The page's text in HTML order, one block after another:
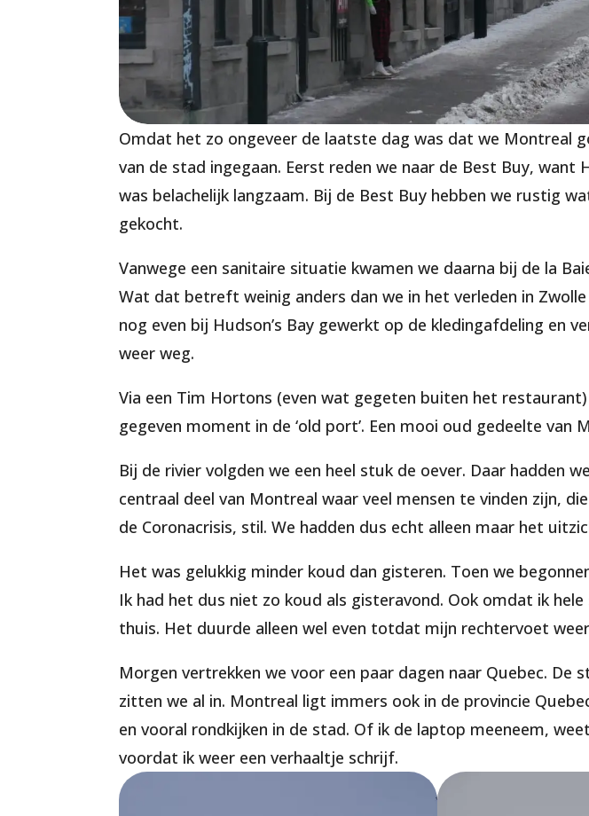
Omdat het zo ongeveer de laatste dag was dat we Montreal
van de stad ingegaan. Eerst reden we naar de Best Buy, want
was belachelijk langzaam. Bij de Best Buy hebben we rustig
gekocht.
Vanwege een sanitaire situatie kwamen we daarna bij de la
Wat dat betreft weinig anders dan we in het verleden in
nog even bij Hudson’s Bay gewerkt op de kledingafdeling en
weer weg.
Via een Tim Hortons (even wat gegeten buiten het
gegeven moment in de ‘old port’. Een mooi oud gedeelte
Bij de rivier volgden we een heel stuk de oever. Daar hadden
centraal deel van Montreal waar veel mensen te vinden zijn,
de Coronacrisis, stil. We hadden dus echt alleen maar het
Het was gelukkig minder koud dan gisteren. Toen we
Ik had het dus niet zo koud als gisteravond. Ook omdat ik
thuis. Het duurde alleen wel even totdat mijn rechtervoet
Morgen vertrekken we voor een paar dagen naar Quebec. De
zitten we al in. Montreal ligt immers ook in de provincie
en vooral rondkijken in de stad. Of ik de laptop meeneem,
voordat ik weer een verhaaltje schrijf.